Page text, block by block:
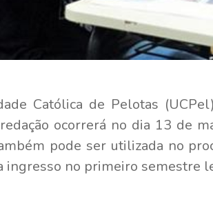
Católica de Pelotas
ocorrerá no dia 13 de
pode ser utilizada no
no primeiro semestre